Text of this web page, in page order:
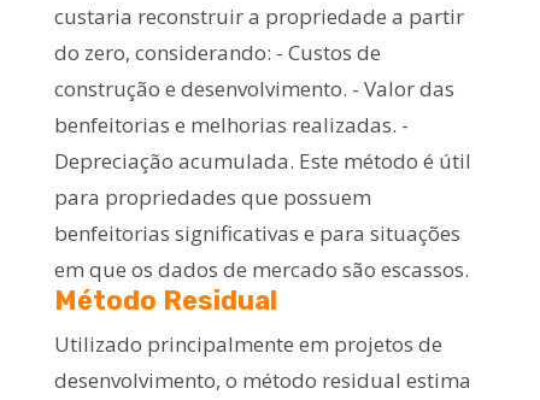
custaria reconstruir a propriedade a partir
do zero, considerando: - Custos de
construção e desenvolvimento. - Valor das
benfeitorias e melhorias realizadas. -
Depreciação acumulada. Este método é útil
para propriedades que possuem
benfeitorias significativas e para situações
em que os dados de mercado são escassos.
Método Residual
Utilizado principalmente em projetos de
desenvolvimento, o método residual estima